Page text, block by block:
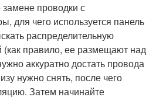
проводки с
для чего используется панель
распределительную
(как правило, ее размещают над
аккуратно достать провода
нужно снять, после чего
Затем начинайте